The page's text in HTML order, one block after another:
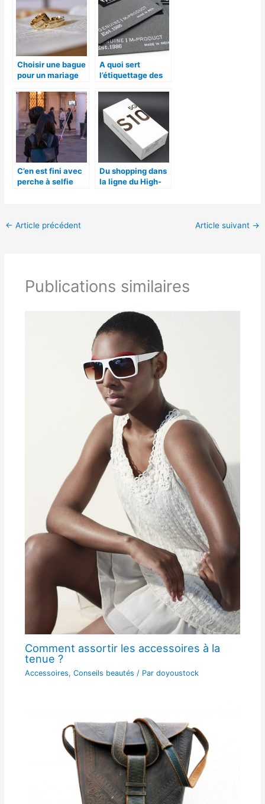
Choisir une bague
pour un mariage
A quoi sert
l’étiquettage des
C’en est fini avec
perche à selfie
Du shopping dans
la ligne du High-
← Article précédent Article suivant →
Publications similaires
Comment assortir les accessoires à la
tenue ?
Accessoires, Conseils beautés / Par doyoustock